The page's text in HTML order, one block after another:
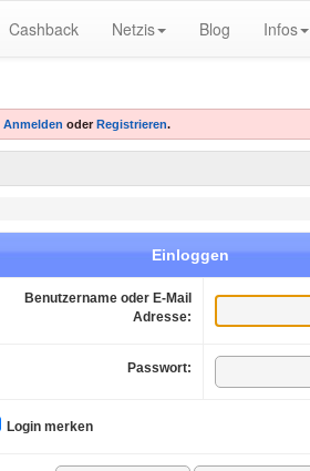
Cashback Netzis Blog Infos
Anmelden oder Registrieren.
Einloggen
Benutzername oder E-Mail
Adresse:
Passwort:
Login merken